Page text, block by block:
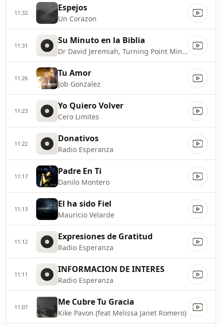
11:32 Espejos
Un Corazon
11:31 Su Minuto en la Biblia
Dr David Jeremiah, Turning Point Ministries
11:26 Tu Amor
Job Gonzalez
11:23 Yo Quiero Volver
Cero Limites
11:22 Donativos
Radio Esperanza
11:17 Padre En Ti
Danilo Montero
11:13 El ha sido Fiel
Mauricio Velarde
11:12 Expresiones de Gratitud
Radio Esperanza
11:11 INFORMACION DE INTERES
Radio Esperanza
11:07 Me Cubre Tu Gracia
Kike Pavon (feat Melissa Janet Romero)